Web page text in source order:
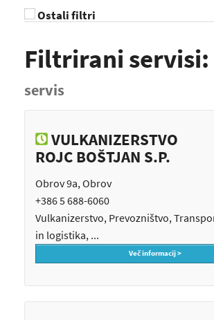
Ostali filtri
Filtrirani servisi:
servis
VULKANIZERSTVO
ROJC BOŠTJAN S.P.
Obrov 9a, Obrov
+386 5 688-6060
Vulkanizerstvo, Prevozništvo,
in logistika, ...
Več informacij >